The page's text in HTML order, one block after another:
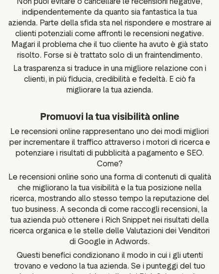
indipendentemente da quanto sia fantastica la tua
azienda. Parte della sfida sta nel rispondere e mostrare ai
clienti potenziali come affronti le recensioni negative.
Magari il problema che il tuo cliente ha avuto è già stato
risolto. Forse si è trattato solo di un fraintendimento.
La trasparenza si traduce in una migliore relazione con i
clienti, in più fiducia, credibilità e fedeltà. E ciò fa
migliorare la tua azienda.
Promuovi la tua visibilità online
Le recensioni online rappresentano uno dei modi migliori
per incrementare il traffico attraverso i motori di ricerca e
potenziare i risultati di pubblicità a pagamento e SEO.
Come?
Le recensioni online sono una forma di contenuti di qualità
che migliorano la tua visibilità e la tua posizione nella
ricerca, mostrando allo stesso tempo la reputazione del
tuo business. A seconda di come raccogli recensioni, la
tua azienda può ottenere i Rich Snippet nei risultati della
ricerca organica e le stelle delle Valutazioni dei Venditori
di Google in Adwords.
Questi benefici condizionano il modo in cui i gli utenti
trovano e vedono la tua azienda. Se i punteggi del tuo